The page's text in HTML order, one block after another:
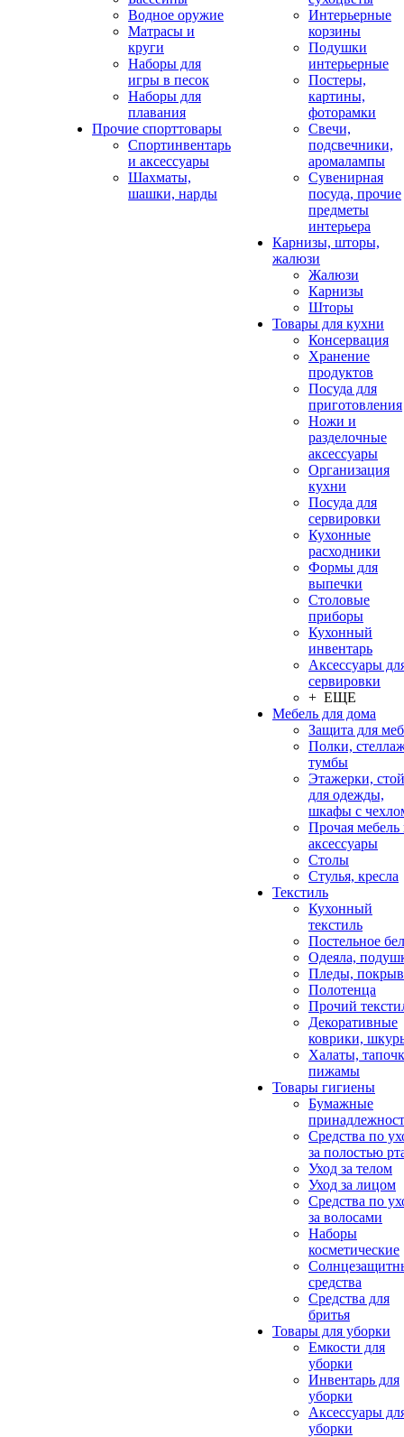
Водное оружие
Матрасы и
круги
Наборы для
игры в песок
Наборы для
плавания
Прочие спорттовары
Спортинвентарь
и аксессуары
Шахматы,
шашки, нарды
Интерьерные
корзины
Подушки
интерьерные
Постеры,
картины,
фоторамки
Свечи,
подсвечники,
аромалампы
Сувенирная
посуда, прочие
предметы
интерьера
Карнизы, шторы,
жалюзи
Жалюзи
Карнизы
Шторы
Товары для кухни
Консервация
Хранение
продуктов
Посуда для
приготовления
Ножи и
разделочные
аксессуары
Организация
кухни
Посуда для
сервировки
Кухонные
расходники
Формы для
выпечки
Столовые
приборы
Кухонный
инвентарь
Аксессуары
сервировки
+ ЕЩЕ
Мебель для дома
Защита для
Полки,
тумбы
Этажерки,
для одежды,
шкафы с
Прочая мебель
аксессуары
Столы
Стулья, кресла
Текстиль
Кухонный
текстиль
Постельное
Одеяла,
Пледы,
Полотенца
Прочий
Декоративные
коврики,
Халаты,
пижамы
Товары гигиены
Бумажные
Средства по
за полостью
Уход за телом
Уход за лицом
Средства по
за волосами
Наборы
косметические
средства
Средства для
бритья
Товары для уборки
Емкости для
уборки
Инвентарь для
уборки
Аксессуары
уборки